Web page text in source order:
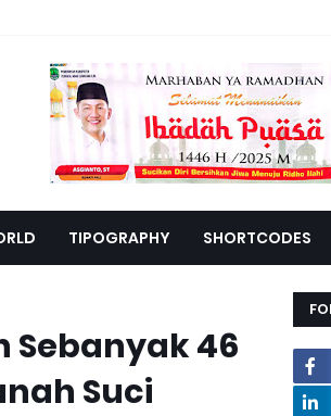
TIPOGRAPHY SHORTCODES
Sebanyak 46
Suci